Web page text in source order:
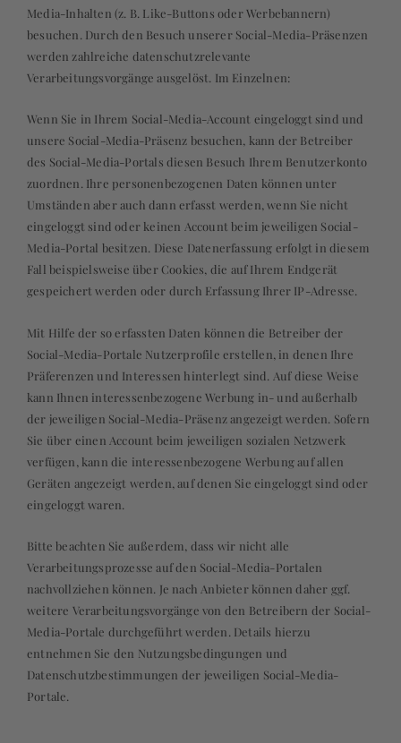
Media-Inhalten (z. B. Like-Buttons oder Werbebannern)
besuchen. Durch den Besuch unserer Social-Media-Präsenzen
werden zahlreiche datenschutzrelevante
Verarbeitungsvorgänge ausgelöst. Im Einzelnen:
Wenn Sie in Ihrem Social-Media-Account eingeloggt sind und
unsere Social-Media-Präsenz besuchen, kann der Betreiber
des Social-Media-Portals diesen Besuch Ihrem Benutzerkonto
zuordnen. Ihre personenbezogenen Daten können unter
Umständen aber auch dann erfasst werden, wenn Sie nicht
eingeloggt sind oder keinen Account beim jeweiligen Social-
Media-Portal besitzen. Diese Datenerfassung erfolgt in diesem
Fall beispielsweise über Cookies, die auf Ihrem Endgerät
gespeichert werden oder durch Erfassung Ihrer IP-Adresse.
Mit Hilfe der so erfassten Daten können die Betreiber der
Social-Media-Portale Nutzerprofile erstellen, in denen Ihre
Präferenzen und Interessen hinterlegt sind. Auf diese Weise
kann Ihnen interessenbezogene Werbung in- und außerhalb
der jeweiligen Social-Media-Präsenz angezeigt werden. Sofern
Sie über einen Account beim jeweiligen sozialen Netzwerk
verfügen, kann die interessenbezogene Werbung auf allen
Geräten angezeigt werden, auf denen Sie eingeloggt sind oder
eingeloggt waren.
Bitte beachten Sie außerdem, dass wir nicht alle
Verarbeitungsprozesse auf den Social-Media-Portalen
nachvollziehen können. Je nach Anbieter können daher ggf.
weitere Verarbeitungsvorgänge von den Betreibern der Social-
Media-Portale durchgeführt werden. Details hierzu
entnehmen Sie den Nutzungsbedingungen und
Datenschutzbestimmungen der jeweiligen Social-Media-
Portale.